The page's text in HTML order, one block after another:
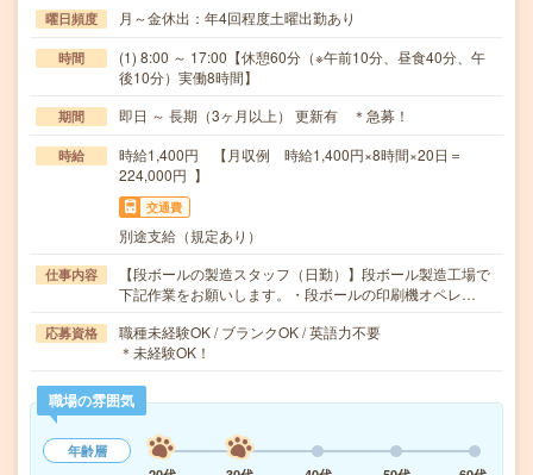
曜日頻度 月～金休出：年4回程度土曜出勤あり
時間
(1) 8:00 ～ 17:00【休憩60分（※午前10分、昼食40分、午
後10分）実働8時間】
期間 即日 ～ 長期（3ヶ月以上） 更新有 ＊急募！
時給
時給1,400円 【月収例 時給1,400円×8時間×20日＝
224,000円 】
交通費
別途支給（規定あり）
仕事内容
【段ボールの製造スタッフ（日勤）】段ボール製造工場で
下記作業をお願いします。・段ボールの印刷機オペレ…
応募資格
職種未経験OK / ブランクOK / 英語力不要
＊未経験OK！
職場の雰囲気
年齢層